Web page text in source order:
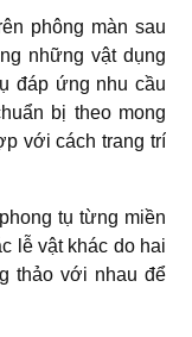
phông màn sau
những vật dụng
đáp ứng nhu cầu
bị theo mong
với cách trang trí
tụ từng miền
lễ vật khác do hai
thảo với nhau để